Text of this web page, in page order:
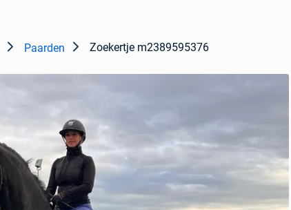
Paarden Zoekertje m2389595376